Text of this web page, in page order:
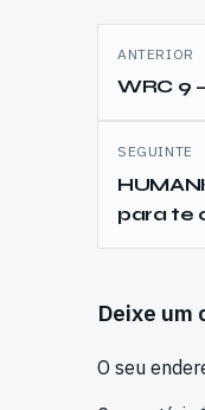
de
artigos
ANTERIOR
WRC 9
SEGUINTE
para te
Deixe um
O seu